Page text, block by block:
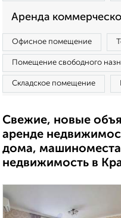
Аренда
Офисное помещение
Помещение свободного
Складское помещение
Свежие, новые
аренде
дома,
недвижимость в